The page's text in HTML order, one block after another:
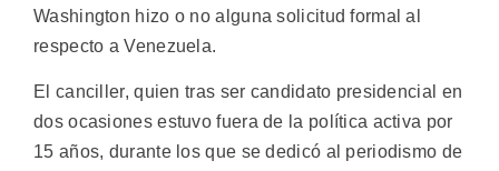
Washington hizo o no alguna solicitud formal al
respecto a Venezuela.
El canciller, quien tras ser candidato presidencial en
dos ocasiones estuvo fuera de la política activa por
15 años, durante los que se dedicó al periodismo de